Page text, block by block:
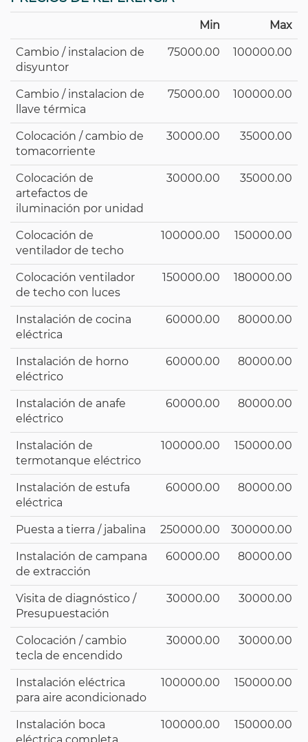
Min Max
Cambio / instalacion de
disyuntor
75000.00 100000.00
Cambio / instalacion de
llave térmica
75000.00 100000.00
Colocación / cambio de
tomacorriente
30000.00 35000.00
Colocación de
artefactos de
iluminación por unidad
30000.00 35000.00
Colocación de
ventilador de techo
100000.00 150000.00
Colocación ventilador
de techo con luces
150000.00 180000.00
Instalación de cocina
eléctrica
60000.00 80000.00
Instalación de horno
eléctrico
60000.00 80000.00
Instalación de anafe
eléctrico
60000.00 80000.00
Instalación de
termotanque eléctrico
100000.00 150000.00
Instalación de estufa
eléctrica
60000.00 80000.00
Puesta a tierra / jabalina 250000.00 300000.00
Instalación de campana
de extracción
60000.00 80000.00
Visita de diagnóstico /
Presupuestación
30000.00 30000.00
Colocación / cambio
tecla de encendido
30000.00 30000.00
Instalación eléctrica
para aire acondicionado
100000.00 150000.00
Instalación boca
100000.00 150000.00